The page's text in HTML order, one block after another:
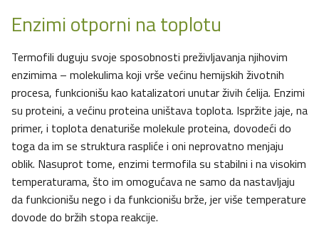
Enzimi otporni na toplotu
Termofili duguju svoje sposobnosti preživljavanja njihovim
enzimima – molekulima koji vrše većinu hemijskih životnih
procesa, funkcionišu kao katalizatori unutar živih ćelija. Enzimi
su proteini, a većinu proteina uništava toplota. Ispržite jaje, na
primer, i toplota denaturiše molekule proteina, dovodeći do
toga da im se struktura raspliće i oni neprovatno menjaju
oblik. Nasuprot tome, enzimi termofila su stabilni i na visokim
temperaturama, što im omogućava ne samo da nastavljaju
da funkcionišu nego i da funkcionišu brže, jer više temperature
dovode do bržih stopa reakcije.